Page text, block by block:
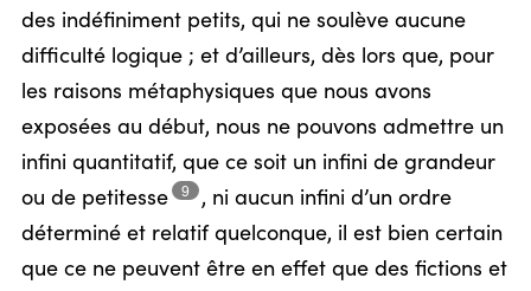
des indéfiniment petits, qui ne soulève aucune
difficulté logique ; et d’ailleurs, dès lors que, pour
les raisons métaphysiques que nous avons
exposées au début, nous ne pouvons admettre un
infini quantitatif, que ce soit un infini de grandeur
ou de petitesse 9 , ni aucun infini d’un ordre
déterminé et relatif quelconque, il est bien certain
que ce ne peuvent être en effet que des fictions et